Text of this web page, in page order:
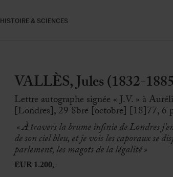
HISTOIRE & SCIENCES
VALLÈS, Jules (1832-
Lettre autographe signée « J.V. » à
[Londres], 29 8bre [octobre] [18]77, 6
« À travers la brume infinie de Londres
de son ciel bleu, et je vois les caporaux se
parlement, les magots de la légalité »
EUR 1.200,-